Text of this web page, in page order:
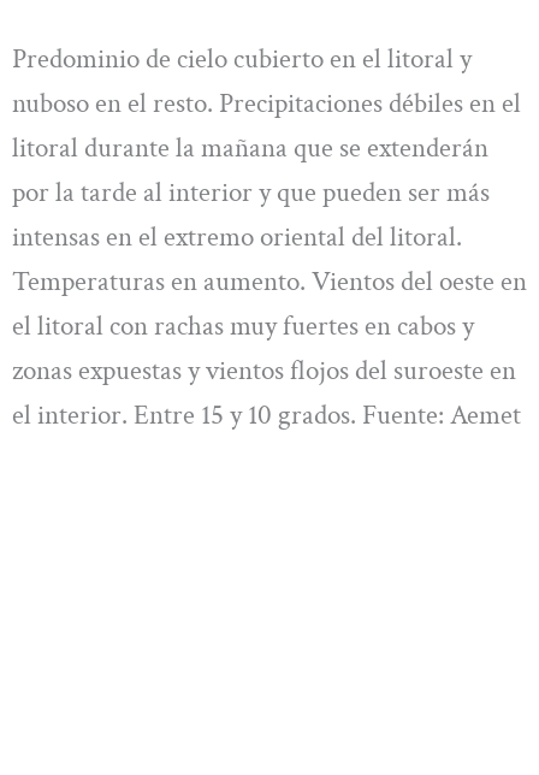
Predominio de cielo cubierto en el litoral y
nuboso en el resto. Precipitaciones débiles en el
litoral durante la mañana que se extenderán
por la tarde al interior y que pueden ser más
intensas en el extremo oriental del litoral.
Temperaturas en aumento. Vientos del oeste en
el litoral con rachas muy fuertes en cabos y
zonas expuestas y vientos flojos del suroeste en
el interior. Entre 15 y 10 grados. Fuente: Aemet